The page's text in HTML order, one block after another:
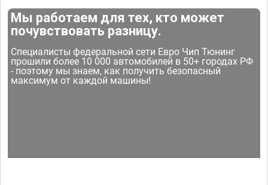
Мы работаем для тех, кто может
почувствовать разницу.
Специалисты федеральной сети Евро Чип Тюнинг
прошили более 10 000 автомобилей в 50+ городах РФ
- поэтому мы знаем, как получить безопасный
максимум от каждой машины!